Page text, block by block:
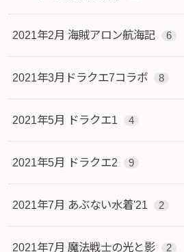
2021年2月 海賊アロン航海記 6
2021年3月ドラクエ7コラボ 8
2021年5月 ドラクエ1 4
2021年5月 ドラクエ2 9
2021年7月 あぶない水着'21 2
2021年7月 魔法戦士の光と影 2